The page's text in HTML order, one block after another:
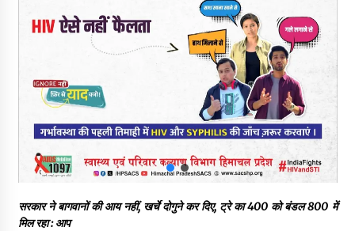
हिमाचल सरकार मछुआरों को नावों और मछली पकड़ने के उपकरणों पर डे रही
70 से 90% तक सब्सिडी
08/08/2026
चंबा के बैरागढ़ में दर्दनाक बस हादसा, 7 की मौत, 11 घायल, राज्यपाल CM व
कुलदीप पठानिया सहित नेताओं ने जताया शोक
08/08/2026
चंबा में बड़ा बस सड़क हादसा, 3 की मौत कई गंभीर घायल, बैरागढ़ से चंबा आ
रही थी निजी बस शर्मा कोच
सरकार ने बागवानों की आय नहीं, खर्चे दोगुने कर दिए, ट्रे का 400 को बंडल 800 में
मिल रहा : आप